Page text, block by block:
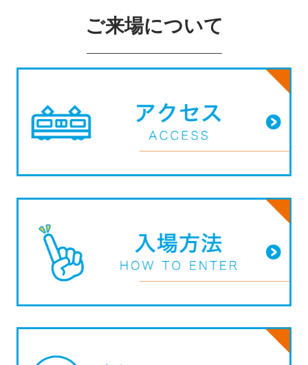
ご来場について